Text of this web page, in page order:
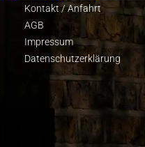
Kon­takt / Anfahrt
AGB
Impres­sum
Daten­schutz­er­klä­rung